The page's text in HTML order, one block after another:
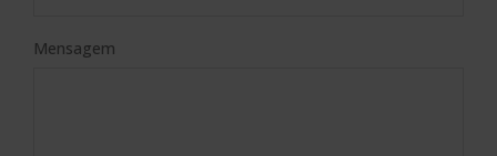
Mensagem